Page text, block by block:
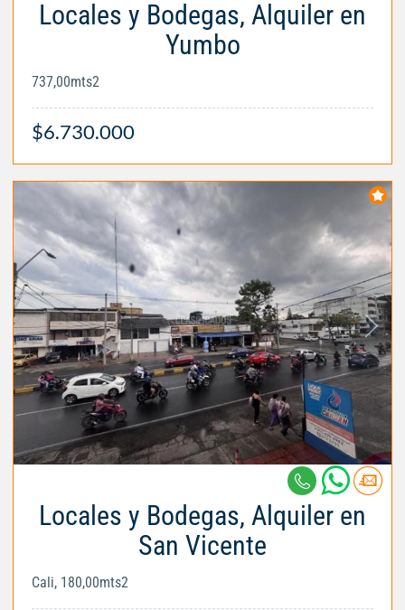
Locales y Bodegas, Alquiler en
Yumbo
737,00mts2
$6.730.000
Locales y Bodegas, Alquiler en
San Vicente
Cali, 180,00mts2